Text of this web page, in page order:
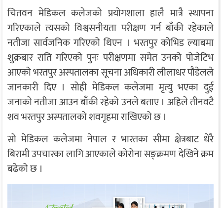
चितवन मेडिकल कलेजको प्रयोगशाला हालै मात्रै स्थापना
गरिएकाले त्यसको विश्वसनीयता परीक्षण गर्न बाँकी रहेकाले
नतीजा सार्वजनिक गरिएको थिएन । भरतपुर कोभिड ल्याबमा
शुक्रबार राति गरिएको पुनः परीक्षणमा समेत उनको पोजेटिभ
आएको भरतपुर अस्पतालका सूचना अधिकारी लीलाधर पौडेलले
जानकारी दिए । सोही मेडिकल कलेजमा मृत्यु भएका दुई
जनाको नतीजा आउन बाँकी रहेको उनले बताए । अहिले तीनवटै
शव भरतपुर अस्पतालको शवगृहमा राखिएको छ ।
सो मेडिकल कलेजमा नेपाल र भारतका सीमा क्षेत्रबाट धेरै
बिरामी उपचारका लागि आएकाले कोरोना सङ्क्रमण देखिने क्रम
बढेको छ ।